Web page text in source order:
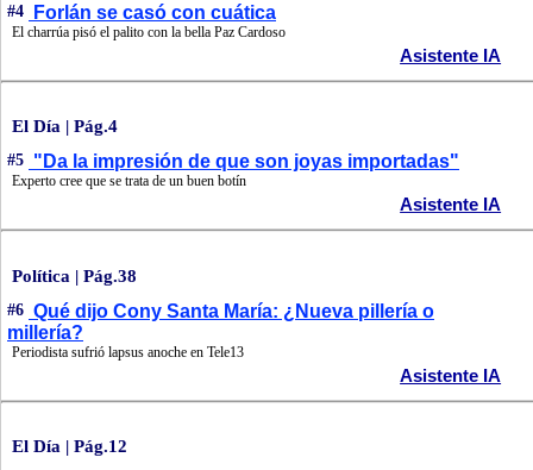
#4 Forlán se casó con cuática
El charrúa pisó el palito con la bella Paz Cardoso
Asistente IA
El Día | Pág.4
#5 "Da la impresión de que son joyas importadas"
Experto cree que se trata de un buen botín
Asistente IA
Política | Pág.38
#6 Qué dijo Cony Santa María: ¿Nueva pillería o
millería?
Periodista sufrió lapsus anoche en Tele13
Asistente IA
El Día | Pág.12